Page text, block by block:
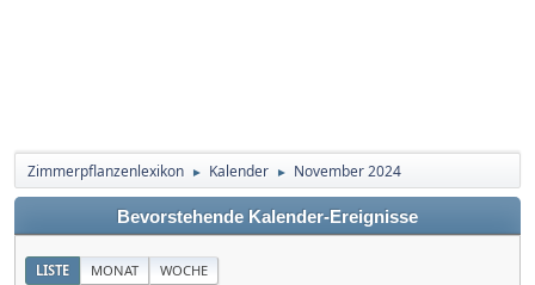
Zimmerpflanzenlexikon ► Kalender ► November 2024
Bevorstehende Kalender-Ereignisse
LISTE MONAT WOCHE